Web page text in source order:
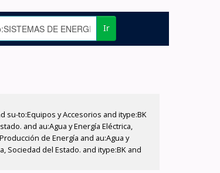
Ir
su-to:Equipos y Accesorios and itype:BK
and au:Agua y Energía Eléctrica,
de Energía and au:Agua y
Sociedad del Estado. and itype:BK and